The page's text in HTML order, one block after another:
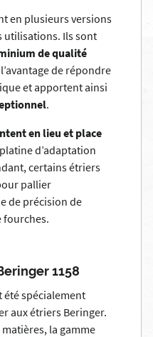
en plusieurs versions
utilisations. Ils sont
de qualité
de répondre
et apportent ainsi
.
en lieu et place
d’adaptation
certains étriers
pallier
de précision de
fourches.
1158
été spécialement
aux étriers Beringer.
la gamme